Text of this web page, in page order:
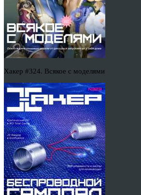
Хакер #324. Всякое с моделями